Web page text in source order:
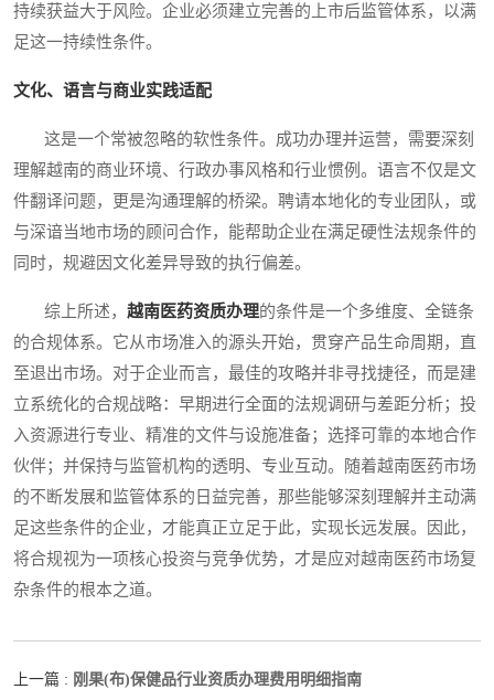
持续获益大于风险。企业必须建立完善的上市后监管体系，以满
足这一持续性条件。
文化、语言与商业实践适配
这是一个常被忽略的软性条件。成功办理并运营，需要深刻
理解越南的商业环境、行政办事风格和行业惯例。语言不仅是文
件翻译问题，更是沟通理解的桥梁。聘请本地化的专业团队，或
与深谙当地市场的顾问合作，能帮助企业在满足硬性法规条件的
同时，规避因文化差异导致的执行偏差。
综上所述， 越南医药资质办理的条件是一个多维度、全链条
的合规体系。它从市场准入的源头开始，贯穿产品生命周期，直
至退出市场。对于企业而言，最佳的攻略并非寻找捷径，而是建
立系统化的合规战略：早期进行全面的法规调研与差距分析；投
入资源进行专业、精准的文件与设施准备；选择可靠的本地合作
伙伴；并保持与监管机构的透明、专业互动。随着越南医药市场
的不断发展和监管体系的日益完善，那些能够深刻理解并主动满
足这些条件的企业，才能真正立足于此，实现长远发展。因此，
将合规视为一项核心投资与竞争优势，才是应对越南医药市场复
杂条件的根本之道。
上一篇 : 刚果(布)保健品行业资质办理费用明细指南